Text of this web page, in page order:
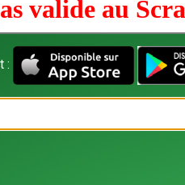
valide au
: